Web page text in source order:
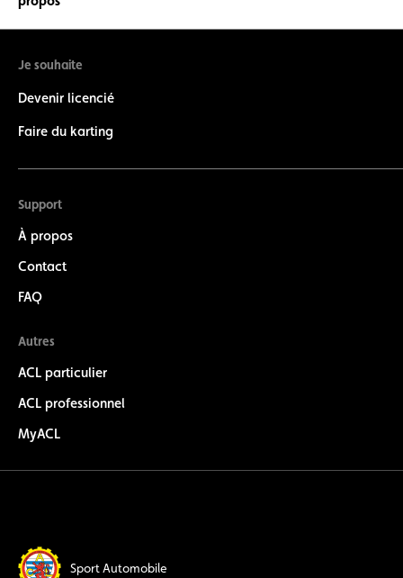
Je souhaite
Devenir licencié
Faire du karting
Support
À propos
Contact
FAQ
Autres
ACL particulier
ACL professionnel
MyACL
Sport Automobile